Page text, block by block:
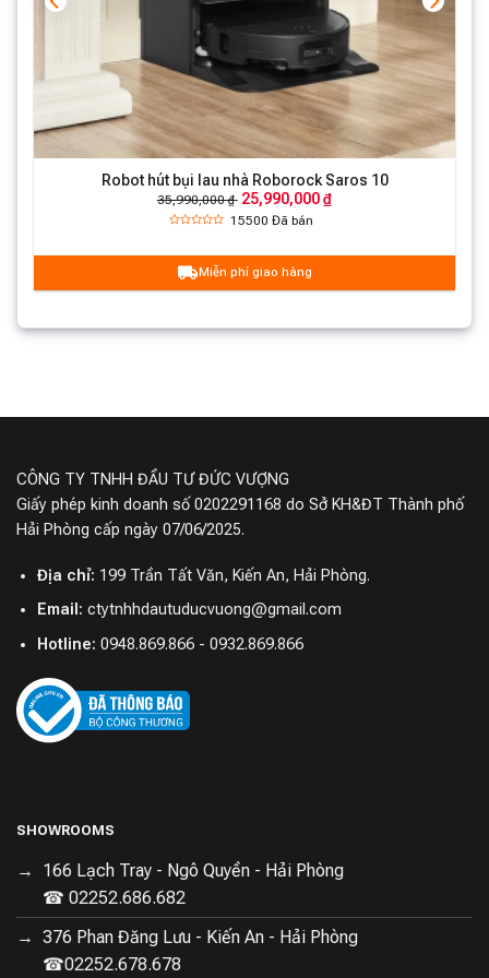
Chổi chính được thiết kế theo dạng xoắn ốc và làm từ
loại bỏ tóc khỏi chổi và ngăn chặn tình trạng tóc bị rối
Trạm sạc đa năng 3.0 tự động hóa quy
trình làm sạch
nghiệm làm sạch hoàn toàn tự động nhờ trạm sạc đa
năng 3.0 mới nhất. Trạm sạc này tích hợp hệ thống giặt
khăn lau bằng nước nóng và sấy khô bằng không khí
Robot hút bụi lau nhà Roborock Saros 10
35,990,000 ₫ 25,990,000 ₫
15500Đã bán
Miễn phí giao hàng
CÔNG TY TNHH ĐẦU TƯ ĐỨC VƯỢNG
Giấy phép kinh doanh số 0202291168 do Sở KH&ĐT Thành phố
Hải Phòng cấp ngày 07/06/2025.
Địa chỉ: 199 Trần Tất Văn, Kiến An, Hải Phòng.
Email: ctytnhhdautuducvuong@gmail.com
Hotline: 0948.869.866 - 0932.869.866
SHOWROOMS
166 Lạch Tray - Ngô Quyền - Hải Phòng
☎ 02252.686.682
376 Phan Đăng Lưu - Kiến An - Hải Phòng
☎02252.678.678